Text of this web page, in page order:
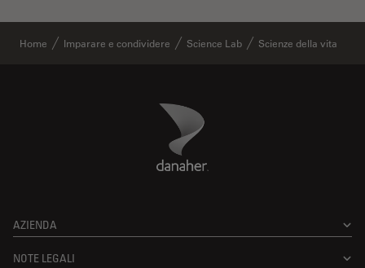
Home Imparare e condividere Science Lab Scienze della vita
Danaher Logo
AZIENDA
NOTE LEGALI